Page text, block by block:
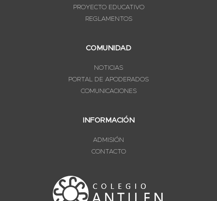
PROYECTO EDUCATIVO
REGLAMENTOS
COMUNIDAD
NOTICIAS
PORTAL DE APODERADOS
COMUNICACIONES
INFORMACIÓN
ADMISIÓN
CONTACTO